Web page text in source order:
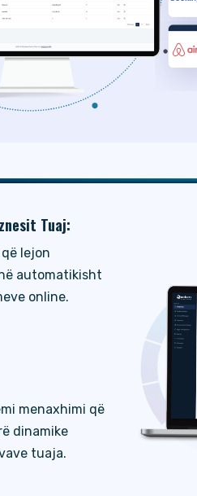
Tuaj:
lejon
automatikisht
online.
menaxhimi që
dinamike
tuaja.